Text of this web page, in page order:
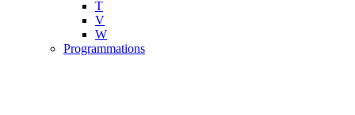
T
V
W
Programmations